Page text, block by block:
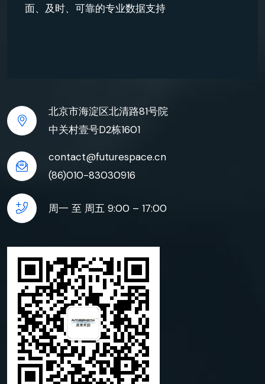
面、及时、可靠的专业数据支持
北京市海淀区北清路81号院
中关村壹号D2栋1601
contact@futurespace.cn
(86)010-83030916
周一 至 周五 9:00 – 17:00